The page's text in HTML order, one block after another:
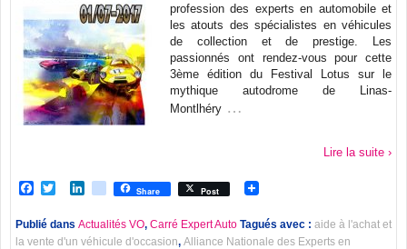
profession des experts en automobile et
les atouts des spécialistes en véhicules
de collection et de prestige. Les
passionnés ont rendez-vous pour cette
3ème édition du Festival Lotus sur le
mythique autodrome de Linas-
Montlhéry …
Lire la suite ›
Facebook
TwitterLinkedIn
viadeoShare Post
Publié dans Actualités VO, Carré Expert Auto Tagués avec : aide à l'achat et
la vente d'un véhicule d'occasion, Alliance Nationale des Experts en